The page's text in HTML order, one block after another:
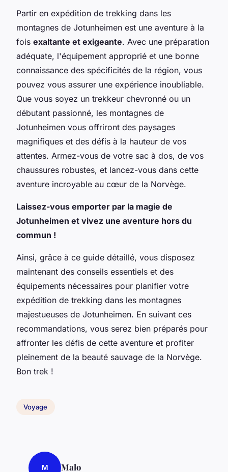
Partir en expédition de trekking dans les
montagnes de Jotunheimen est une aventure à la
fois exaltante et exigeante. Avec une préparation
adéquate, l'équipement approprié et une bonne
connaissance des spécificités de la région, vous
pouvez vous assurer une expérience inoubliable.
Que vous soyez un trekkeur chevronné ou un
débutant passionné, les montagnes de
Jotunheimen vous offriront des paysages
magnifiques et des défis à la hauteur de vos
attentes. Armez-vous de votre sac à dos, de vos
chaussures robustes, et lancez-vous dans cette
aventure incroyable au cœur de la Norvège.
Laissez-vous emporter par la magie de
Jotunheimen et vivez une aventure hors du
commun !
Ainsi, grâce à ce guide détaillé, vous disposez
maintenant des conseils essentiels et des
équipements nécessaires pour planifier votre
expédition de trekking dans les montagnes
majestueuses de Jotunheimen. En suivant ces
recommandations, vous serez bien préparés pour
affronter les défis de cette aventure et profiter
pleinement de la beauté sauvage de la Norvège.
Bon trek !
Voyage
M Malo